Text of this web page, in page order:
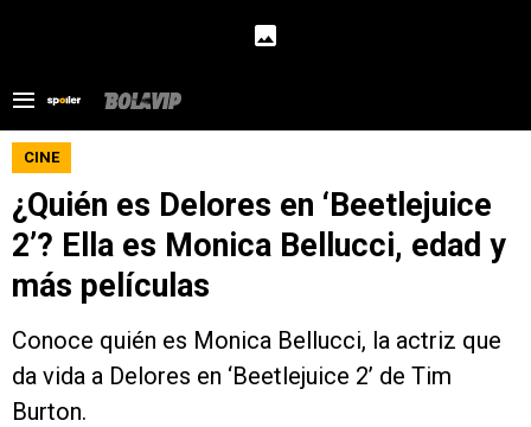
CINE
¿Quién es Delores en ‘Beetlejuice
2’? Ella es Monica Bellucci, edad y
más películas
Conoce quién es Monica Bellucci, la actriz que
da vida a Delores en ‘Beetlejuice 2’ de Tim
Burton.